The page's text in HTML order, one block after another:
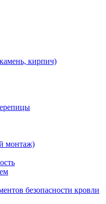
кирпич)
монтаж)
безопасности кровли